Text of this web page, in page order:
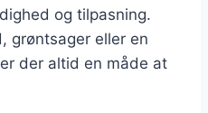
og tilpasning.
grøntsager eller en
der altid en måde at